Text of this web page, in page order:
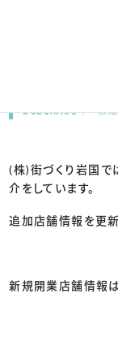
2021.5.31 お
(株)街づくり岩国で
介をしています。
追加店舗情報を更新
新規開業店舗情報